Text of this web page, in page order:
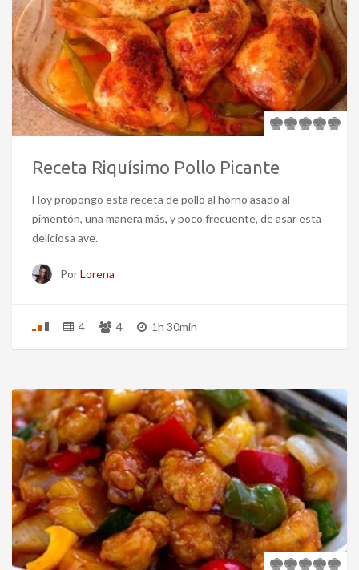
Receta Riquísimo Pollo Picante
Hoy propongo esta receta de pollo al horno asado al
pimentón, una manera más, y poco frecuente, de asar esta
deliciosa ave.
PorLorena
4 4 1h 30min